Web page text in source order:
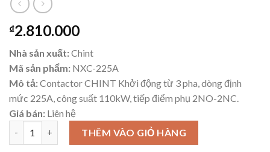
₫2.810.000
Nhà sản xuất:Chint
Mã sản phẩm: NXC-225A
Mô tả:Contactor CHINT Khởi động từ 3 pha, dòng định
mức 225A, công suất 110kW, tiếp điểm phụ 2NO-2NC.
Giá bán: Liên hệ
Khởi động từ 225A Contactor CHINT NXC-225A Hãng Chint số
THÊM VÀO GIỎ HÀNG